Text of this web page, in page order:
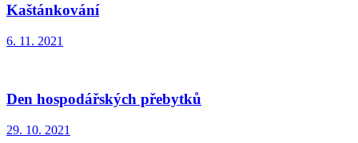
Kaštánkování
6. 11. 2021
Den hospodářských přebytků
29. 10. 2021